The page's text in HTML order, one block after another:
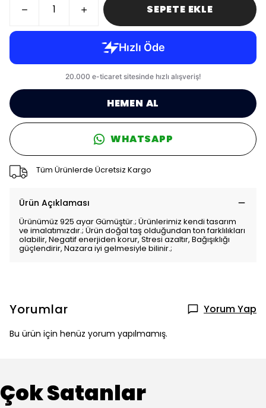
SEPETE EKLE
HEMEN AL
WHATSAPP
Tüm Ürünlerde Ücretsiz Kargo
Ürün Açıklaması
Ürünümüz 925 ayar Gümüştür.; Ürünlerimiz kendi tasarım
ve imalatımızdır.; Ürün doğal taş olduğundan ton farklılıkları
olabilir, Negatif enerjiden korur, Stresi azaltır, Bağışıklığı
güçlendirir, Nazara iyi gelmesiyle bilinir.;
Yorumlar Yorum Yap
Bu ürün için henüz yorum yapılmamış.
Çok Satanlar